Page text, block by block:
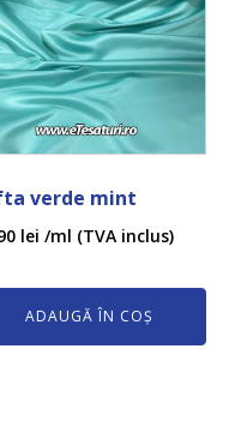
verde mint
lei /ml (TVA inclus)
ADAUGĂ ÎN COȘ